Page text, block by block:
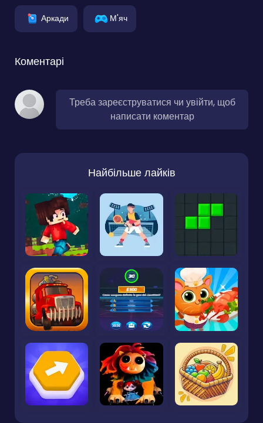
Аркади М'яч
Коментарі
Треба зареєструватися чи увійти, щоб
написати коментар
Найбільше лайків